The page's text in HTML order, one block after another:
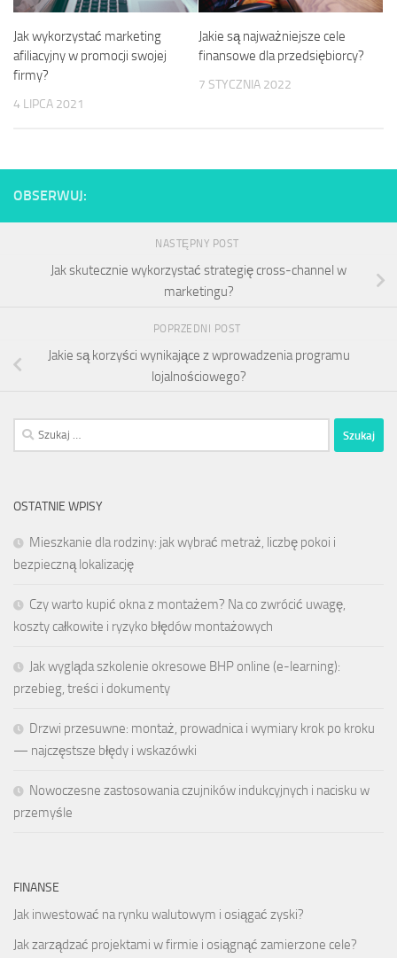
Jak wykorzystać marketing
afiliacyjny w promocji swojej
firmy?
4 LIPCA 2021
Jakie są najważniejsze cele
finansowe dla przedsiębiorcy?
7 STYCZNIA 2022
OBSERWUJ:
NASTĘPNY POST
Jak skutecznie wykorzystać strategię cross-channel w
marketingu?
POPRZEDNI POST
Jakie są korzyści wynikające z wprowadzenia programu
lojalnościowego?
Szukaj:
OSTATNIE WPISY
Mieszkanie dla rodziny: jak wybrać metraż, liczbę pokoi i
bezpieczną lokalizację
Czy warto kupić okna z montażem? Na co zwrócić uwagę,
koszty całkowite i ryzyko błędów montażowych
Jak wygląda szkolenie okresowe BHP online (e-learning):
przebieg, treści i dokumenty
Drzwi przesuwne: montaż, prowadnica i wymiary krok po kroku
— najczęstsze błędy i wskazówki
Nowoczesne zastosowania czujników indukcyjnych i nacisku w
przemyśle
FINANSE
Jak inwestować na rynku walutowym i osiągać zyski?
Jak zarządzać projektami w firmie i osiągnąć zamierzone cele?